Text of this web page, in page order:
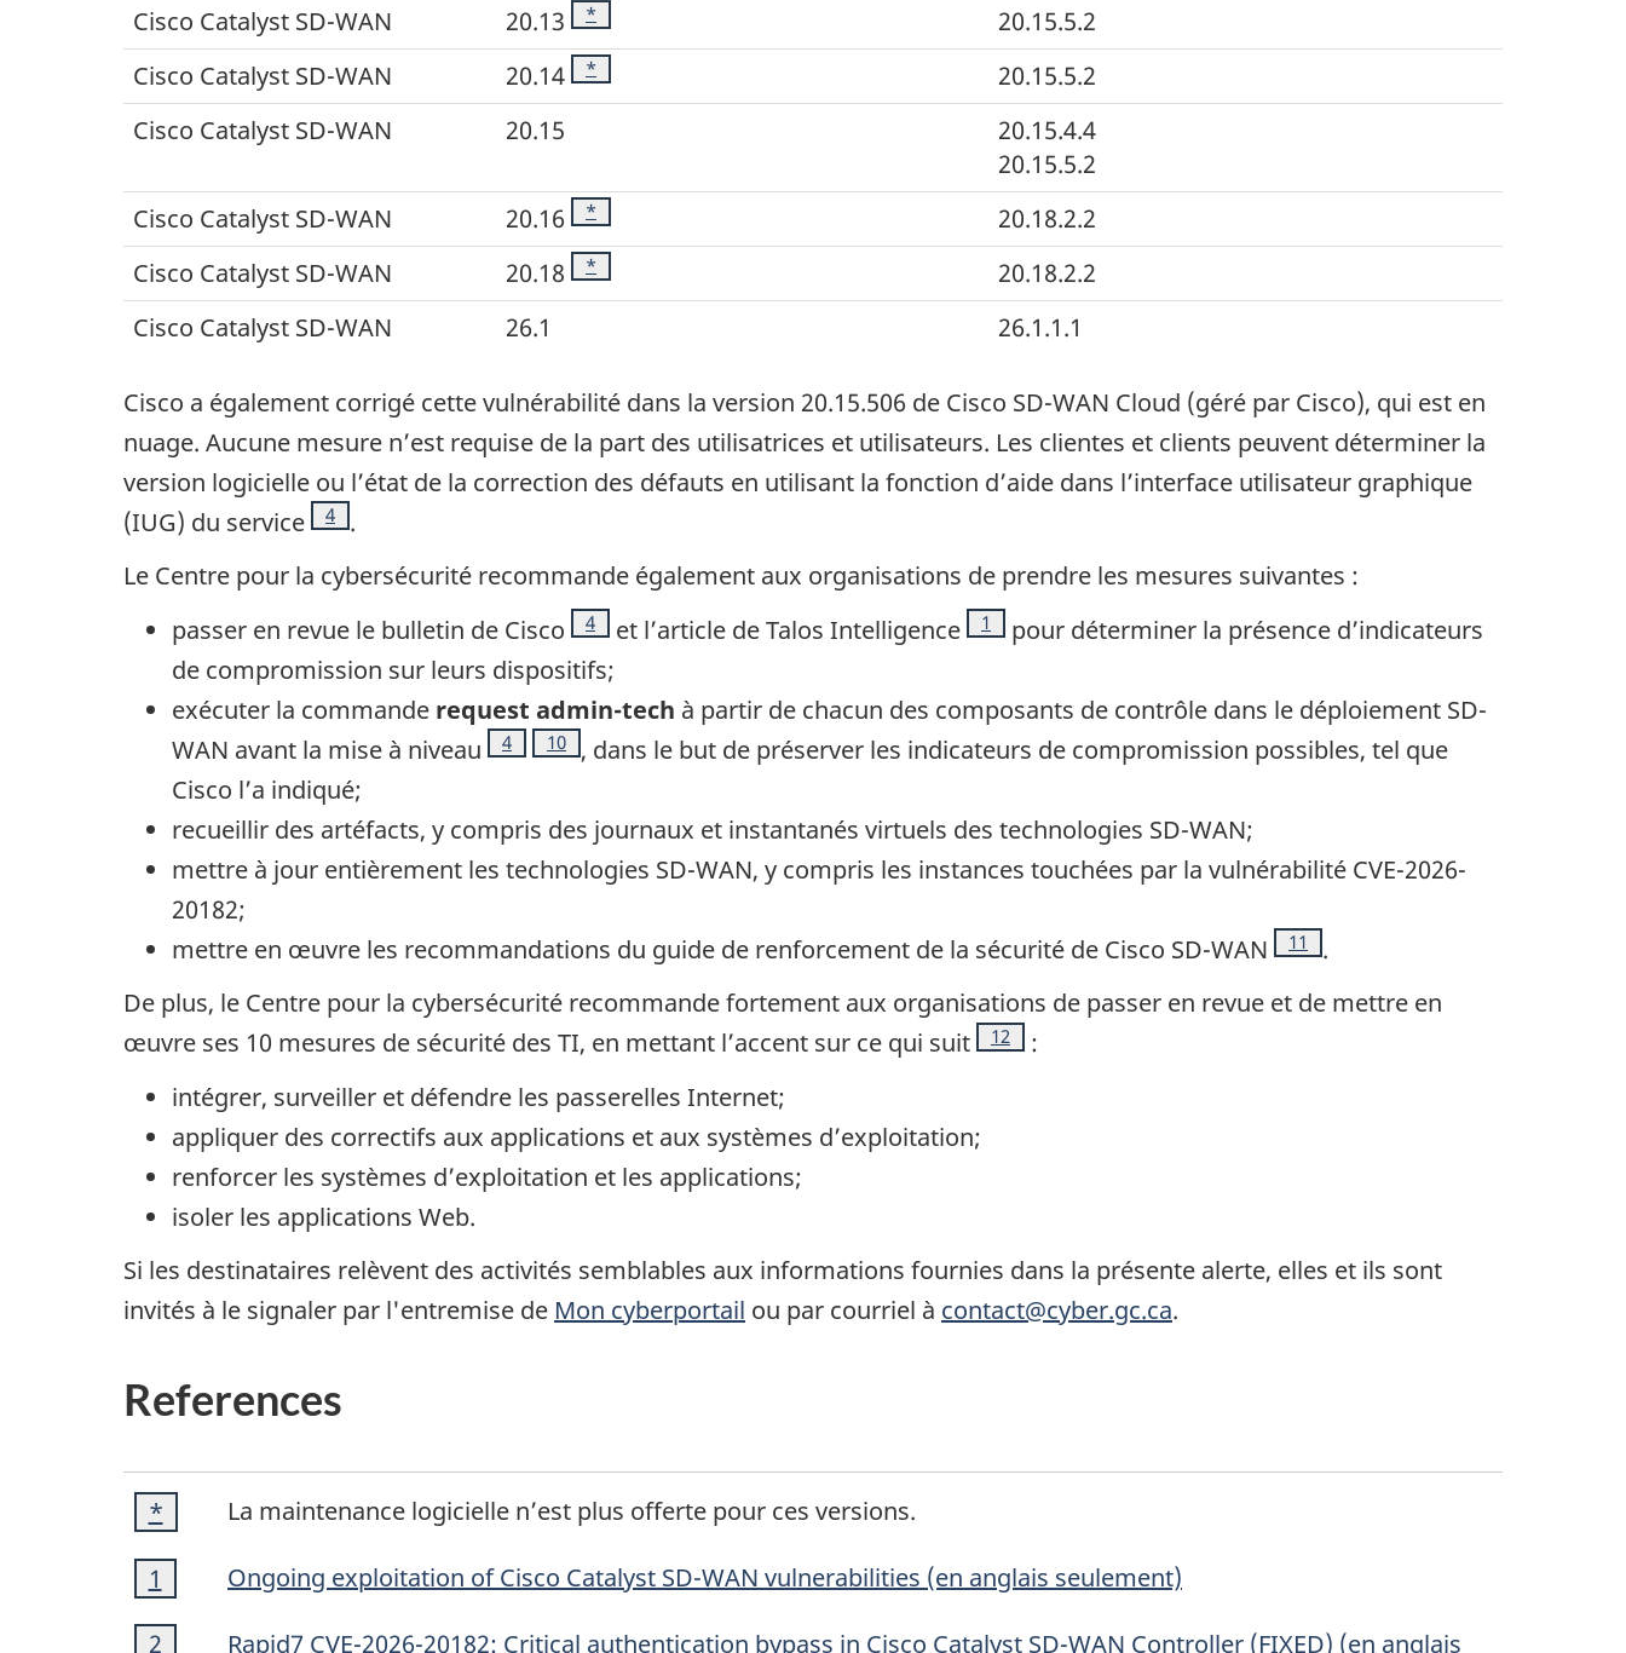
Cisco Catalyst SD-WAN 20.13 Footnote
*
20.15.5.2
Cisco Catalyst SD-WAN 20.14 Footnote
*
20.15.5.2
Cisco Catalyst SD-WAN 20.15
20.15.4.4
20.15.5.2
Cisco Catalyst SD-WAN 20.16 Footnote
*
20.18.2.2
Cisco Catalyst SD-WAN 20.18 Footnote
*
20.18.2.2
Cisco Catalyst SD-WAN 26.1 26.1.1.1
Cisco a également corrigé cette vulnérabilité dans la version 20.15.506 de Cisco SD-WAN Cloud (géré par Cisco), qui est en
nuage. Aucune mesure n’est requise de la part des utilisatrices et utilisateurs. Les clientes et clients peuvent déterminer la
version logicielle ou l’état de la correction des défauts en utilisant la fonction d’aide dans l’interface utilisateur graphique
(IUG) du service
Note de bas de page
4
.
Le Centre pour la cybersécurité recommande également aux organisations de prendre les mesures suivantes :
passer en revue le bulletin de Cisco Note de bas de page
4 et l’article deTalos Intelligence Note de bas de page
1
pour déterminer la présence d’indicateurs
de compromission sur leurs dispositifs;
exécuter la commande request admin-tech à partir de chacun des composants de contrôle dans le déploiement SD-
WAN avant la mise à niveau
Note de bas de page
4 Note de bas de page
10
, dans le but de préserver les indicateurs de compromission possibles, tel que
Cisco l’a indiqué;
recueillir des artéfacts, y compris des journaux et instantanés virtuels des technologies SD-WAN;
mettre à jour entièrement les technologies SD-WAN, y compris les instances touchées par la vulnérabilité CVE-2026-
20182;
mettre en œuvre les recommandations du guide de renforcement de la sécurité de Cisco SD-WAN Note de bas de page
11
.
De plus, le Centre pour la cybersécurité recommande fortement aux organisations de passer en revue et de mettre en
œuvre ses 10 mesures de sécurité des TI, en mettant l’accent sur ce qui suit
Note de bas de page
12
:
intégrer, surveiller et défendre les passerelles Internet;
appliquer des correctifs aux applications et aux systèmes d’exploitation;
renforcer les systèmes d’exploitation et les applications;
isoler les applications Web.
Si les destinataires relèvent des activités semblables aux informations fournies dans la présente alerte, elles et ils sont
invités à le signaler par l'entremise de Mon cyberportail ou par courriel à contact@cyber.gc.ca.
References
* La maintenance logicielle n’est plus offerte pour ces versions.
Retour à la référence de la note de bas de page
*
Note
de
bas
Ongoing exploitation of Cisco Catalyst SD-WAN vulnerabilities (en anglais seulement)
Retour à la référence de la note de bas de page
1
Note
Rapid7 CVE-2026-20182: Critical authentication bypass in Cisco Catalyst SD-WAN Controller (FIXED) (en anglais
Retour à la référence de la note de bas de page
2 referrer